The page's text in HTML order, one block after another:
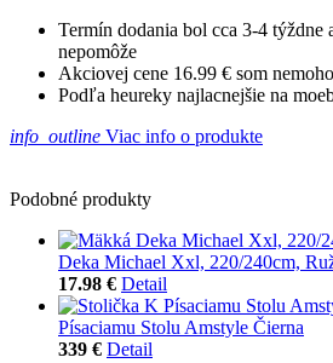
Termín dodania bol cca 3-4 týždne
nepomôže
Akciovej cene 16.99 € som
Podľa heureky najlacnejšie na
info_outline Viac info o produkte
Podobné produkty
Deka Michael Xxl, 220/240cm,
17.98 € Detail
Písaciamu Stolu Amstyle Čierna
339 € Detail